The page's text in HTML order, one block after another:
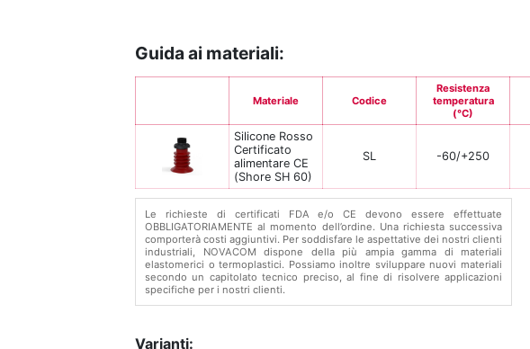
Guida ai materiali:
Materiale Codice
Resistenza
temperatura
(°C)
Silicone Rosso
Certificato
alimentare CE
(Shore SH 60)
SL -60/+250
Le richieste di certificati FDA e/o CE devono essere effettuate
OBBLIGATORIAMENTE al momento dell’ordine. Una richiesta successiva
comporterà costi aggiuntivi. Per soddisfare le aspettative dei nostri clienti
industriali, NOVACOM dispone della più ampia gamma di materiali
elastomerici o termoplastici. Possiamo inoltre sviluppare nuovi materiali
secondo un capitolato tecnico preciso, al fine di risolvere applicazioni
specifiche per i nostri clienti.
Varianti: